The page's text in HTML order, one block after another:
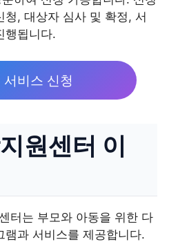
청, 대상자 심사 및 확정, 서
행됩니다.
서비스 신청
원센터 이
터는 부모와 아동을 위한 다
램과 서비스를 제공합니다.